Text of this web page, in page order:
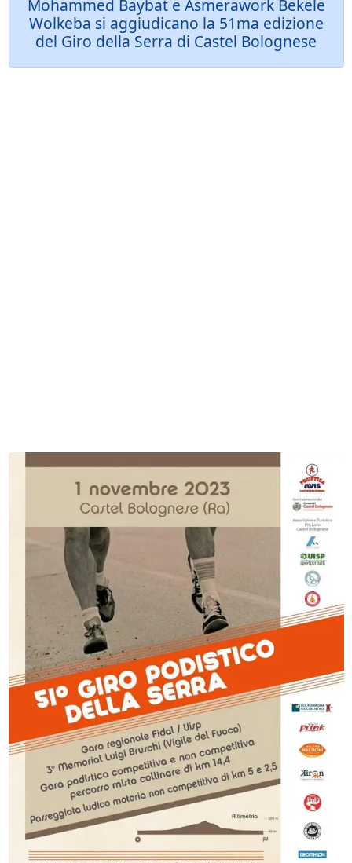
Mohammed Baybat e Asmerawork Bekele
Wolkeba si aggiudicano la 51ma edizione
del Giro della Serra di Castel Bolognese